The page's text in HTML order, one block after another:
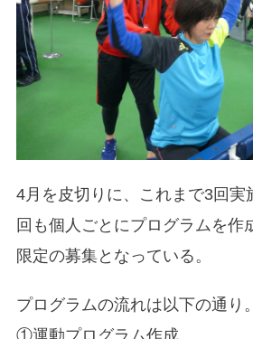
4月を皮切りに、これまで3回実
回も個人ごとにプログラムを作
限定の募集となっている。
プログラムの流れは以下の通り。
①運動プログラム作成